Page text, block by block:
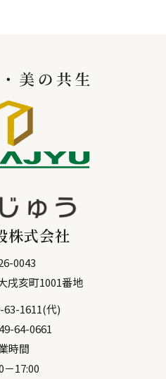
株式会社
0043
戌亥町1001番地
63-1611(代)
64-0661
時間
－17:00